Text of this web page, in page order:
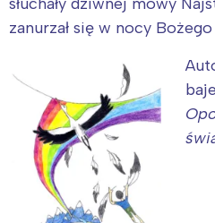
zanurzał się w nocy
Interesują mnie
tego